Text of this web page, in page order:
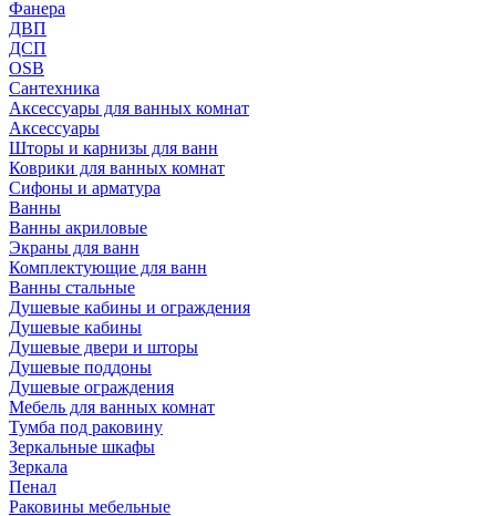
Фанера
ДВП
ДСП
OSB
Сантехника
Аксессуары для ванных комнат
Аксессуары
Шторы и карнизы для ванн
Коврики для ванных комнат
Сифоны и арматура
Ванны
Ванны акриловые
Экраны для ванн
Комплектующие для ванн
Ванны стальные
Душевые кабины и ограждения
Душевые кабины
Душевые двери и шторы
Душевые поддоны
Душевые ограждения
Мебель для ванных комнат
Тумба под раковину
Зеркальные шкафы
Зеркала
Пенал
Раковины мебельные